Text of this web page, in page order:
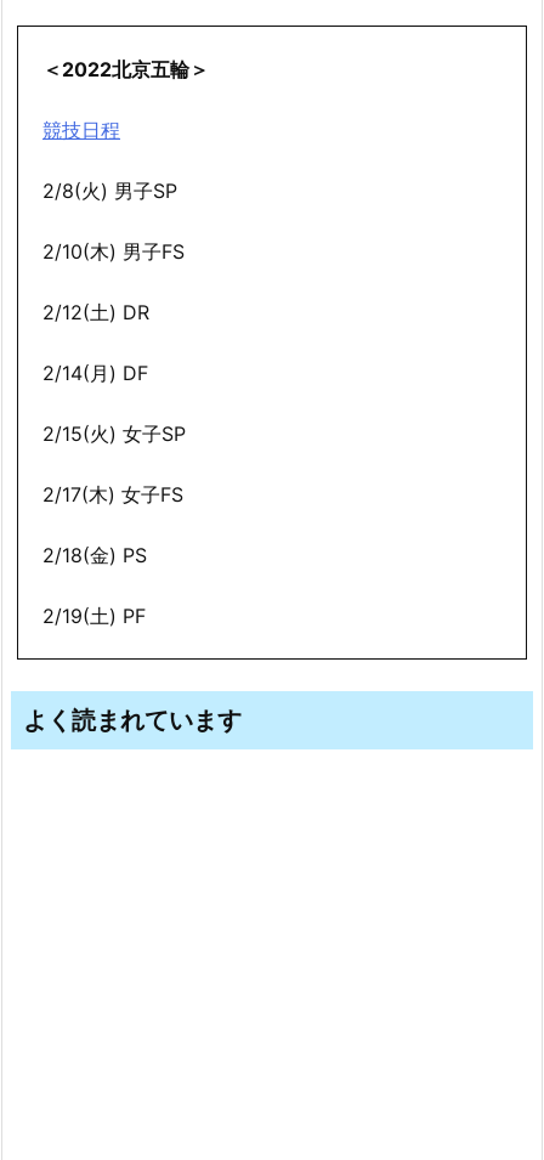
＜2022北京五輪＞
競技日程
2/8(火) 男子SP
2/10(木) 男子FS
2/12(土) DR
2/14(月) DF
2/15(火) 女子SP
2/17(木) 女子FS
2/18(金) PS
2/19(土) PF
よく読まれています